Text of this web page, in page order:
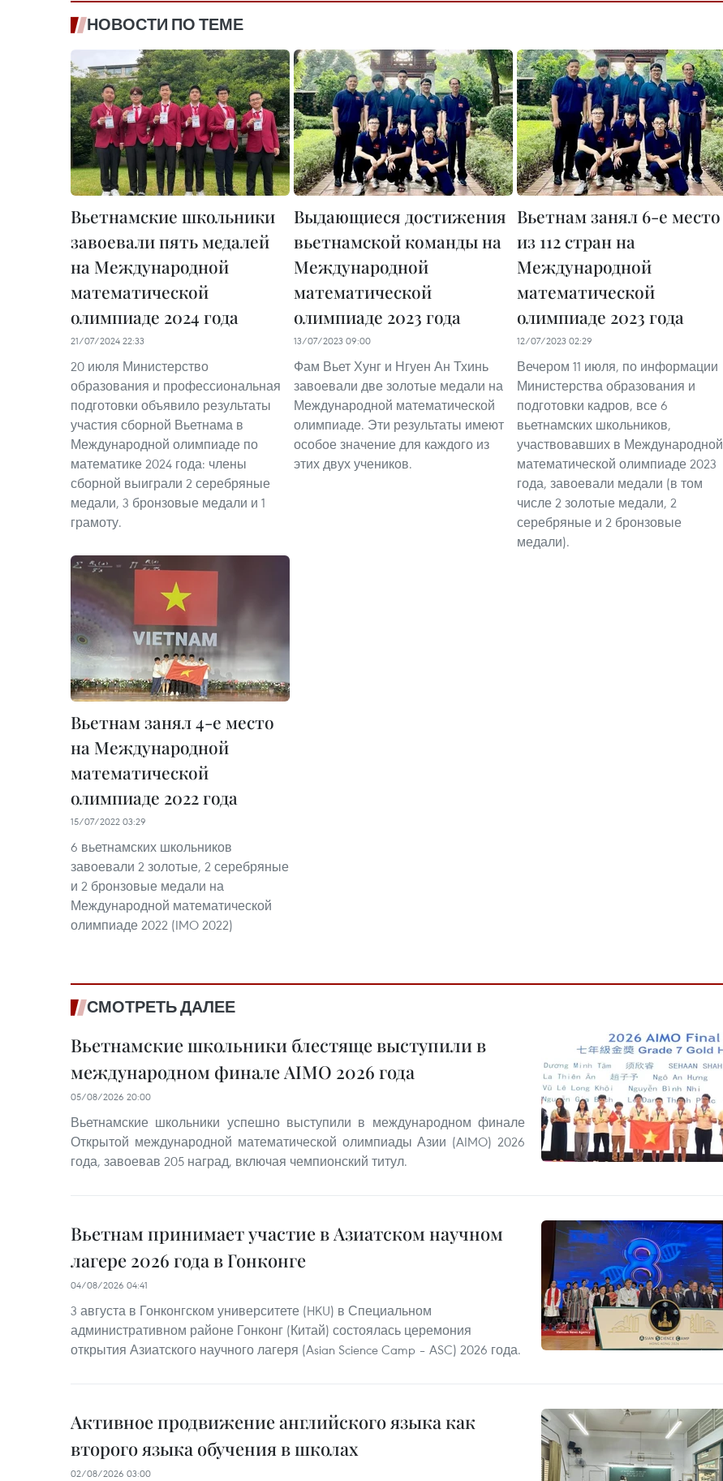
НОВОСТИ ПО ТЕМЕ
Вьетнамские школьники
завоевали пять медалей
на Международной
математической
олимпиаде 2024 года
21/07/2024 22:33
20 июля Министерство
образования и профессиональная
подготовки объявило результаты
участия сборной Вьетнама в
Международной олимпиаде по
математике 2024 года: члены
сборной выиграли 2 серебряные
медали, 3 бронзовые медали и 1
грамоту.
Выдающиеся достижения
вьетнамской команды на
Международной
математической
олимпиаде 2023 года
13/07/2023 09:00
Фам Вьет Хунг и Нгуен Ан Тхинь
завоевали две золотые медали на
Международной математической
олимпиаде. Эти результаты имеют
особое значение для каждого из
этих двух учеников.
Вьетнам занял 6-е место
из 112 стран на
Международной
математической
олимпиаде 2023 года
12/07/2023 02:29
Вечером 11 июля, по информации
Министерства образования и
подготовки кадров, все 6
вьетнамских школьников,
участвовавших в Международной
математической олимпиаде 2023
года, завоевали медали (в том
числе 2 золотые медали, 2
серебряные и 2 бронзовые
медали).
Вьетнам занял 4-е место
на Международной
математической
олимпиаде 2022 года
15/07/2022 03:29
6 вьетнамских школьников
завоевали 2 золотые, 2 серебряные
и 2 бронзовые медали на
Международной математической
олимпиаде 2022 (IMO 2022)
СМОТРЕТЬ ДАЛЕЕ
Вьетнамские школьники блестяще выступили в
международном финале AIMO 2026 года
05/08/2026 20:00
Вьетнамские школьники успешно выступили в международном финале
Открытой международной математической олимпиады Азии (AIMO) 2026
года, завоевав 205 наград, включая чемпионский титул.
Вьетнам принимает участие в Азиатском научном
лагере 2026 года в Гонконге
04/08/2026 04:41
3 августа в Гонконгском университете (HKU) в Специальном
административном районе Гонконг (Китай) состоялась церемония
открытия Азиатского научного лагеря (Asian Science Camp – ASC) 2026 года.
Активное продвижение английского языка как
второго языка обучения в школах
02/08/2026 03:00